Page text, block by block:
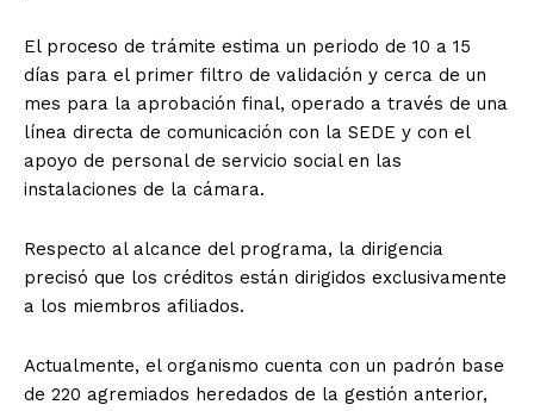
El proceso de trámite estima un periodo de 10 a 15
días para el primer filtro de validación y cerca de un
mes para la aprobación final, operado a través de una
línea directa de comunicación con la SEDE y con el
apoyo de personal de servicio social en las
instalaciones de la cámara.
Respecto al alcance del programa, la dirigencia
precisó que los créditos están dirigidos exclusivamente
a los miembros afiliados.
Actualmente, el organismo cuenta con un padrón base
de 220 agremiados heredados de la gestión anterior,